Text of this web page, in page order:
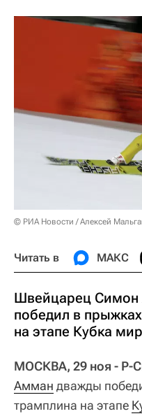
© РИА Новости / Алексей
Читать в МАКС
Швейцарец
победил в
на этапе Кубка
МОСКВА, 29 ноя - Р-
Амман дважды
трамплина на этапе